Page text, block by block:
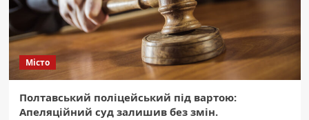
Місто
Полтавський поліцейський під вартою:
Апеляційний суд залишив без змін.